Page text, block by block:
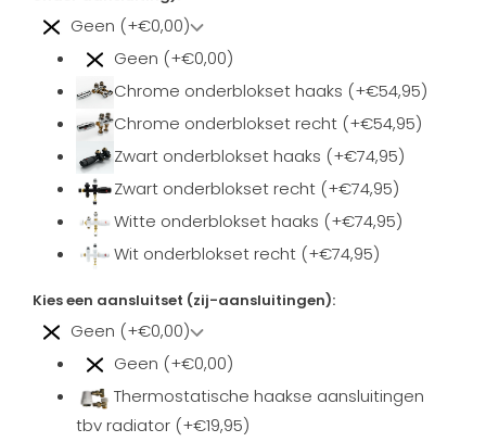
Geen (+€0,00)
Geen (+€0,00)
Chrome onderblokset haaks (+€54,95)
Chrome onderblokset recht (+€54,95)
Zwart onderblokset haaks (+€74,95)
Zwart onderblokset recht (+€74,95)
Witte onderblokset haaks (+€74,95)
Wit onderblokset recht (+€74,95)
Kies een aansluitset (zij-aansluitingen):
Geen (+€0,00)
Geen (+€0,00)
Thermostatische haakse aansluitingen
tbv radiator (+€19,95)